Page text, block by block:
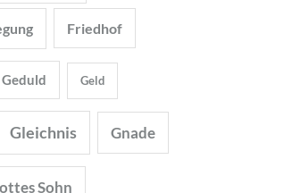
Friedhof
Geduld Geld
Gleichnis Gnade
Sohn